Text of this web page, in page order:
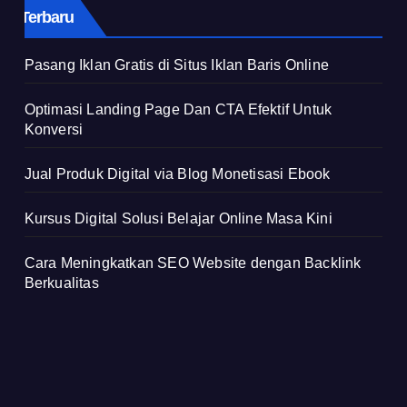
Terbaru
Pasang Iklan Gratis di Situs Iklan Baris Online
Optimasi Landing Page Dan CTA Efektif Untuk
Konversi
Jual Produk Digital via Blog Monetisasi Ebook
Kursus Digital Solusi Belajar Online Masa Kini
Cara Meningkatkan SEO Website dengan Backlink
Berkualitas